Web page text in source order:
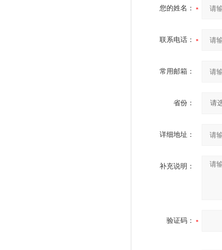
您的姓名：
联系电话：
常用邮箱：
省份：
详细地址：
补充说明：
验证码：